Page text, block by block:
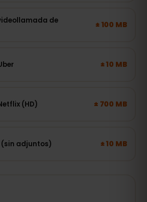
de
± 100 MB
± 10 MB
(HD) ± 700 MB
(sin adjuntos) ± 10 MB